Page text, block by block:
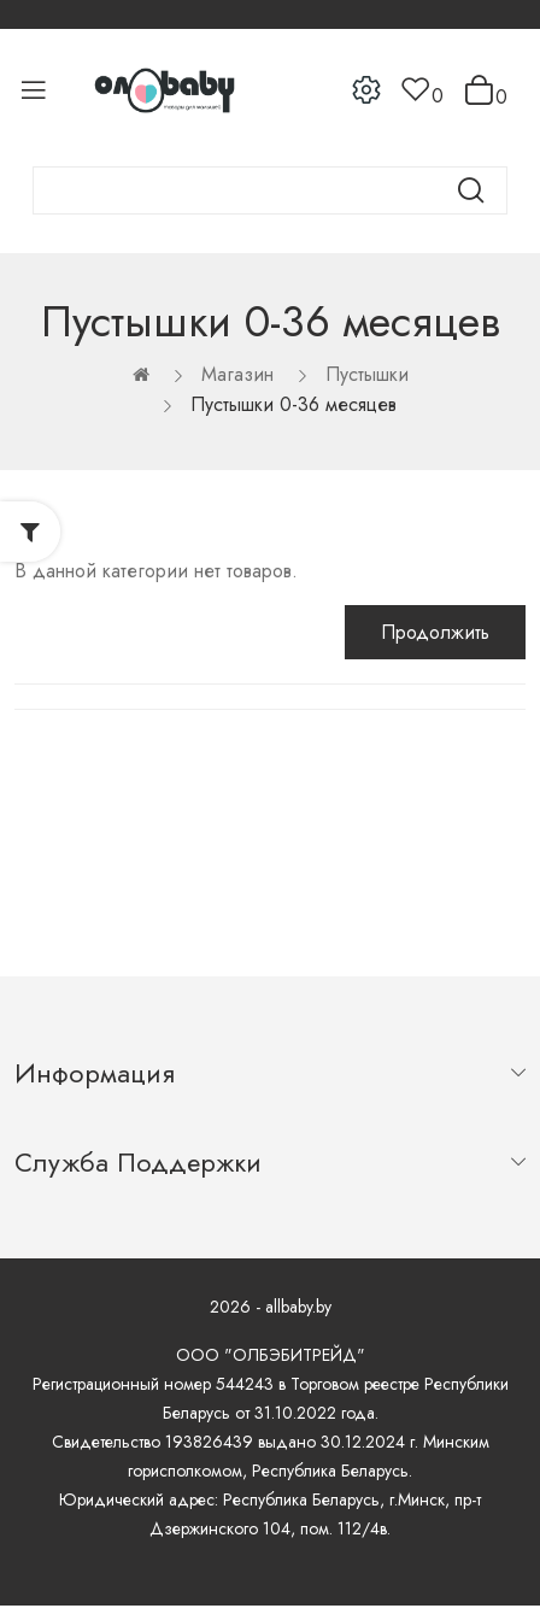
0 0
Пустышки 0-36 месяцев
Магазин
Пустышки
Пустышки 0-36 месяцев
В данной категории нет товаров.
Продолжить
Информация
Служба Поддержки
2026 - allbaby.by
ООО "ОЛБЭБИТРЕЙД"
Регистрационный номер 544243 в Торговом реестре Республики
Беларусь от 31.10.2022 года.
Свидетельство 193826439 выдано 30.12.2024 г. Минским
горисполкомом, Республика Беларусь.
Юридический адрес: Республика Беларусь, г.Минск, пр-т
Дзержинского 104, пом. 112/4в.